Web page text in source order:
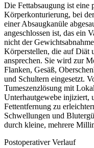
Die Fettabsaugung ist eine
Körperkonturierung, bei
einer Absaugkanüle
angeschlossen ist, das ein
nicht der
Körperstellen, die auf Diät
ansprechen. Sie wird zur
Flanken, Gesäß,
und Schultern eingesetzt.
Tumeszenzlösung mit
Unterhautgewebe injiziert,
Fettentfernung zu
Schwellungen und
durch kleine, mehrere
Postoperativer Verlauf